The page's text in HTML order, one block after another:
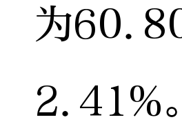
为
2.41%。